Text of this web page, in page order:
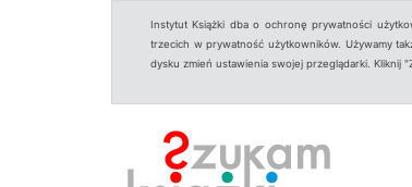
Instytut Książki dba o ochronę prywatności
trzecich w prywatność użytkowników. Używamy
dysku zmień ustawienia swojej przeglądarki. Kliknij